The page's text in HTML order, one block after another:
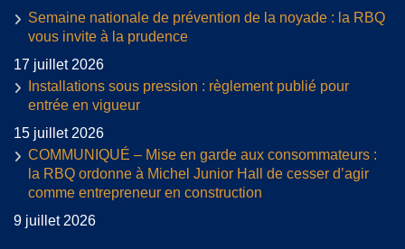
Semaine nationale de prévention de la noyade : la RBQ
vous invite à la prudence
17 juillet 2026
Installations sous pression : règlement publié pour
entrée en vigueur
15 juillet 2026
COMMUNIQUÉ – Mise en garde aux consommateurs :
la RBQ ordonne à Michel Junior Hall de cesser d’agir
comme entrepreneur en construction
9 juillet 2026